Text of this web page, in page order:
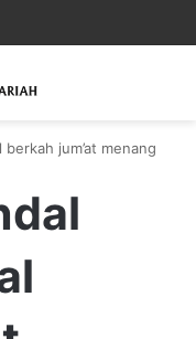
jum’at menang